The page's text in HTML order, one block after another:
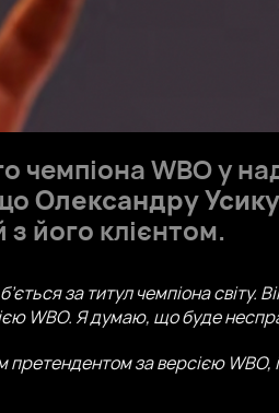
чемпіона WBO у
Олександру Усику
з його клієнтом.
за титул чемпіона світу.
WBO. Я думаю, що буде
за версією